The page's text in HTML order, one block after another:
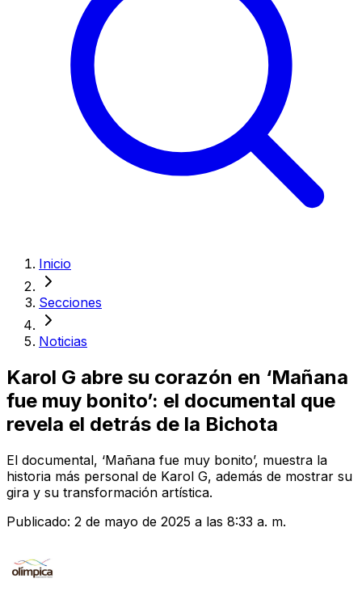
Inicio
Secciones
Noticias
Karol G abre su corazón en ‘Mañana
fue muy bonito’: el documental que
revela el detrás de la Bichota
El documental, ‘Mañana fue muy bonito’, muestra la
historia más personal de Karol G, además de mostrar su
gira y su transformación artística.
Publicado: 2 de mayo de 2025 a las 8:33 a. m.